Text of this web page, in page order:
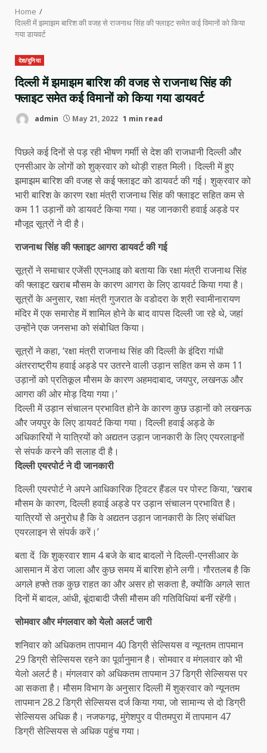
Home
दिल्ली में झमाझम बारिश की वजह से राजनाथ सिंह की फ्लाइट समेत कई विमानों को किया
गया डायवर्ट
देश/दुनिया
दिल्ली में झमाझम बारिश की वजह से राजनाथ सिंह की
फ्लाइट समेत कई विमानों को किया गया डायवर्ट
admin May 21, 2022 1 min read
पिछले कई दिनों से पड़ रही भीषण गर्माी से देश की राजधानी दिल्ली और
एनसीआर के लोगों को शुक्रवार को थोड़ी राहत मिली। दिल्ली में हुए
झमाझम बारिश की वजह से कई फ्लाइट को डायवर्ट की गई। शुक्रवार को
भारी बारिश के कारण रक्षा मंत्री राजनाथ सिंह की फ्लाइट सहित कम से
कम 11 उड़ानों को डायवर्ट किया गया। यह जानकारी हवाई अड्डे पर
मौजूद सूत्रों ने दी है।
राजनाथ सिंह की फ्लाइट आगरा डायवर्ट की गई
सूत्रों ने समाचार एजेंसी एएनआइ को बताया कि रक्षा मंत्री राजनाथ सिंह
की फ्लाइट खराब मौसम के कारण आगरा के लिए डायवर्ट किया गया है।
सूत्रों के अनुसार, रक्षा मंत्री गुजरात के वडोदरा के श्री स्वामीनारायण
मंदिर में एक समारोह में शामिल होने के बाद वापस दिल्ली जा रहे थे, जहां
उन्होंने एक जनसभा को संबोधित किया।
सूत्रों ने कहा, ‘रक्षा मंत्री राजनाथ सिंह की दिल्ली के इंदिरा गांधी
अंतरराष्ट्रीय हवाई अड्डे पर उतरने वाली उड़ान सहित कम से कम 11
उड़ानों को प्रतिकूल मौसम के कारण अहमदाबाद, जयपुर, लखनऊ और
आगरा की ओर मोड़ दिया गया।’
दिल्ली में उड़ान संचालन प्रभावित होने के कारण कुछ उड़ानों को लखनऊ
और जयपुर के लिए डायवर्ट किया गया। दिल्ली हवाई अड्डे के
अधिकारियों ने यात्रियों को अद्यतन उड़ान जानकारी के लिए एयरलाइनों
से संपर्क करने की सलाह दी है।
दिल्ली एयरपोर्ट ने दी जानकारी
दिल्ली एयरपोर्ट ने अपने आधिकारिक ट्विटर हैंडल पर पोस्ट किया, ‘खराब
मौसम के कारण, दिल्ली हवाई अड्डे पर उड़ान संचालन प्रभावित है।
यात्रियों से अनुरोध है कि वे अद्यतन उड़ान जानकारी के लिए संबंधित
एयरलाइन से संपर्क करें।’
बता दें कि शुक्रवार शाम 4 बजे के बाद बादलों ने दिल्ली-एनसीआर के
आसमान में डेरा जाला और कुछ समय में बारिश होने लगी। गौरतलब है कि
अगले हफ्ते तक कुछ राहत का और असर हो सकता है, क्योंकि अगले सात
दिनों में बादल, आंधी, बूंदाबादी जैसी मौसम की गतिविधियां बनीं रहेंगी।
सोमवार और मंगलवार को येलो अलर्ट जारी
शनिवार को अधिकतम तापमान 40 डिग्री सेल्सियस व न्यूनतम तापमान
29 डिग्री सेल्सियस रहने का पूर्वानुमान है। सोमवार व मंगलवार को भी
येलो अलर्ट है। मंगलवार को अधिकतम तापमान 37 डिग्री सेल्सियस पर
आ सकता है। मौसम विभाग के अनुसार दिल्ली में शुक्रवार को न्यूनतम
तापमान 28.2 डिग्री सेल्सियस दर्ज किया गया, जो सामान्य से दो डिग्री
सेल्सियस अधिक है। नजफगढ़, मुंगेशपुर व पीतमपुरा में तापमान 47
डिग्री सेल्सियस से अधिक पहुंच गया।